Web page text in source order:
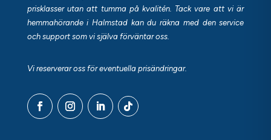
prisklasser utan att tumma på kvalitén. Tack vare att vi är
hemmahörande i Halmstad kan du räkna med den service
och support som vi själva förväntar oss.
Vi reserverar oss för eventuella prisändringar.